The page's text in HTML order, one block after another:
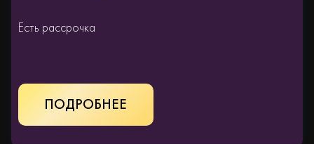
Есть рассрочка
КУПИТЬ